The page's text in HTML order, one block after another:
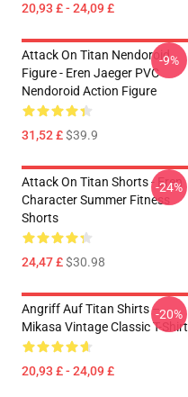
20,93 £ - 24,09 £
Attack On Titan Nendoroid
Figure - Eren Jaeger PVC
Nendoroid Action Figure
31,52 £$39.9
-9%
Attack On Titan Shorts - Eren
Character Summer Fitness
Shorts
24,47 £$30.98
-24%
Angriff Auf Titan Shirts –
Mikasa Vintage Classic T-Shirt
20,93 £ - 24,09 £
-20%